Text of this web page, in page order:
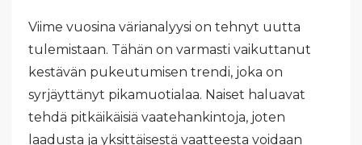
Viime vuosina värianalyysi on tehnyt uutta
tulemistaan. Tähän on varmasti vaikuttanut
kestävän pukeutumisen trendi, joka on
syrjäyttänyt pikamuotialaa. Naiset haluavat
tehdä pitkäikäisiä vaatehankintoja, joten
laadusta ja yksittäisestä vaatteesta voidaan